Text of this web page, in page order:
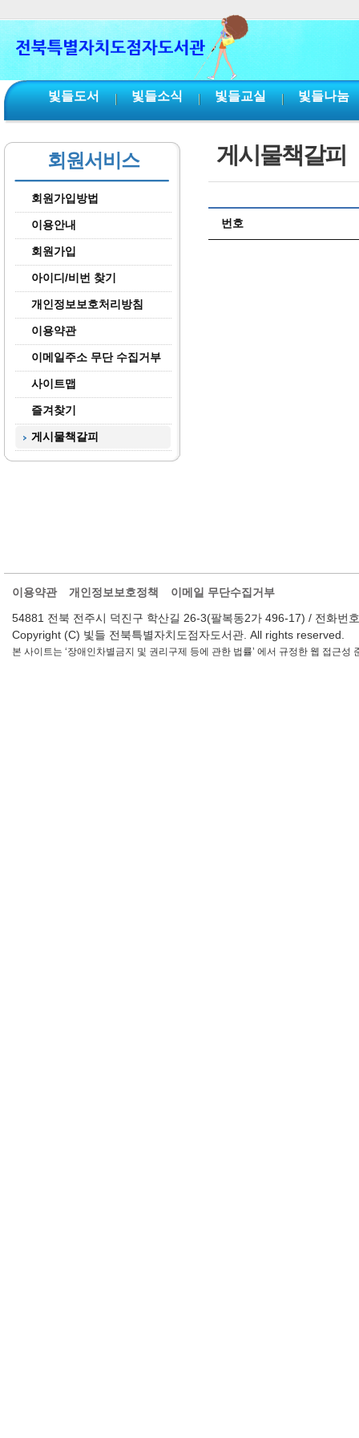
빛들도서 빛들소식 빛들교실 빛들나눔
회원서비스
회원가입방법
이용안내
회원가입
아이디/비번 찾기
개인정보보호처리방침
이용약관
이메일주소 무단 수집거부
사이트맵
즐겨찾기
게시물책갈피
게시물책갈피
번호
이용약관 개인정보보호정책
이메일 무단수집거부
54881 전북 전주시 덕진구 학산길 26-3(팔복동2가 496-17) / 전화
Copyright (C) 빛들 전북특별자치도점자도서관. All rights reserved.
본 사이트는 ‘장애인차별금지 및 권리구제 등에 관한 법률’ 에서 규정한 웹 접근